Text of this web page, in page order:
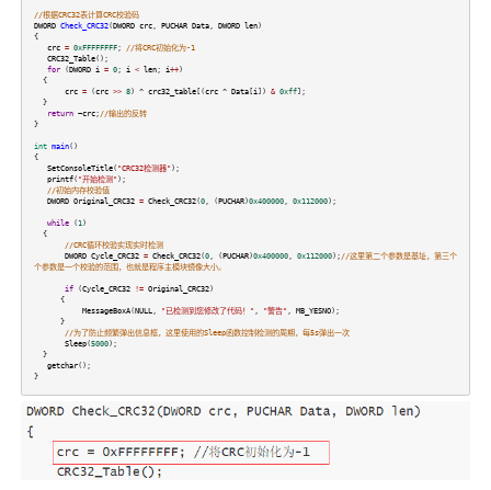
//根据CRC32表计算CRC校验码
DWORD Check_CRC32(DWORD crc, PUCHAR Data, DWORD len)
{
crc = 0xFFFFFFFF;
//将CRC初始化为-1
CRC32_Table();
for(DWORD i = 0; i < len; i++)
{
crc =(crc >> 8) ^ crc32_table[(crc ^ Data[i]) & 0xff];
}
return ~crc; //输出的反转
}
int main()
{
SetConsoleTitle( "CRC32检测器" );
printf( "开始检测" );
//初始内存校验值
DWORD Original_CRC32 = Check_CRC32(0, (PUCHAR)0x400000, 0x112000);
while(1)
{
//CRC循环校验实现实时检测
DWORD Cycle_CRC32 = Check_CRC32(0, (PUCHAR)0x400000, 0x112000); //这里第二个参数是基址，第三个
个参数是一个校验的范围，也就是程序主模块镜像大小。
if(Cycle_CRC32 != Original_CRC32)
{
MessageBoxA(NULL, "已检测到您修改了代码！" , "警告" , MB_YESNO);
}
//为了防止频繁弹出信息框，这里使用的Sleep函数控制检测的周期，每5s弹出一次
Sleep(5000);
}
getchar();
}